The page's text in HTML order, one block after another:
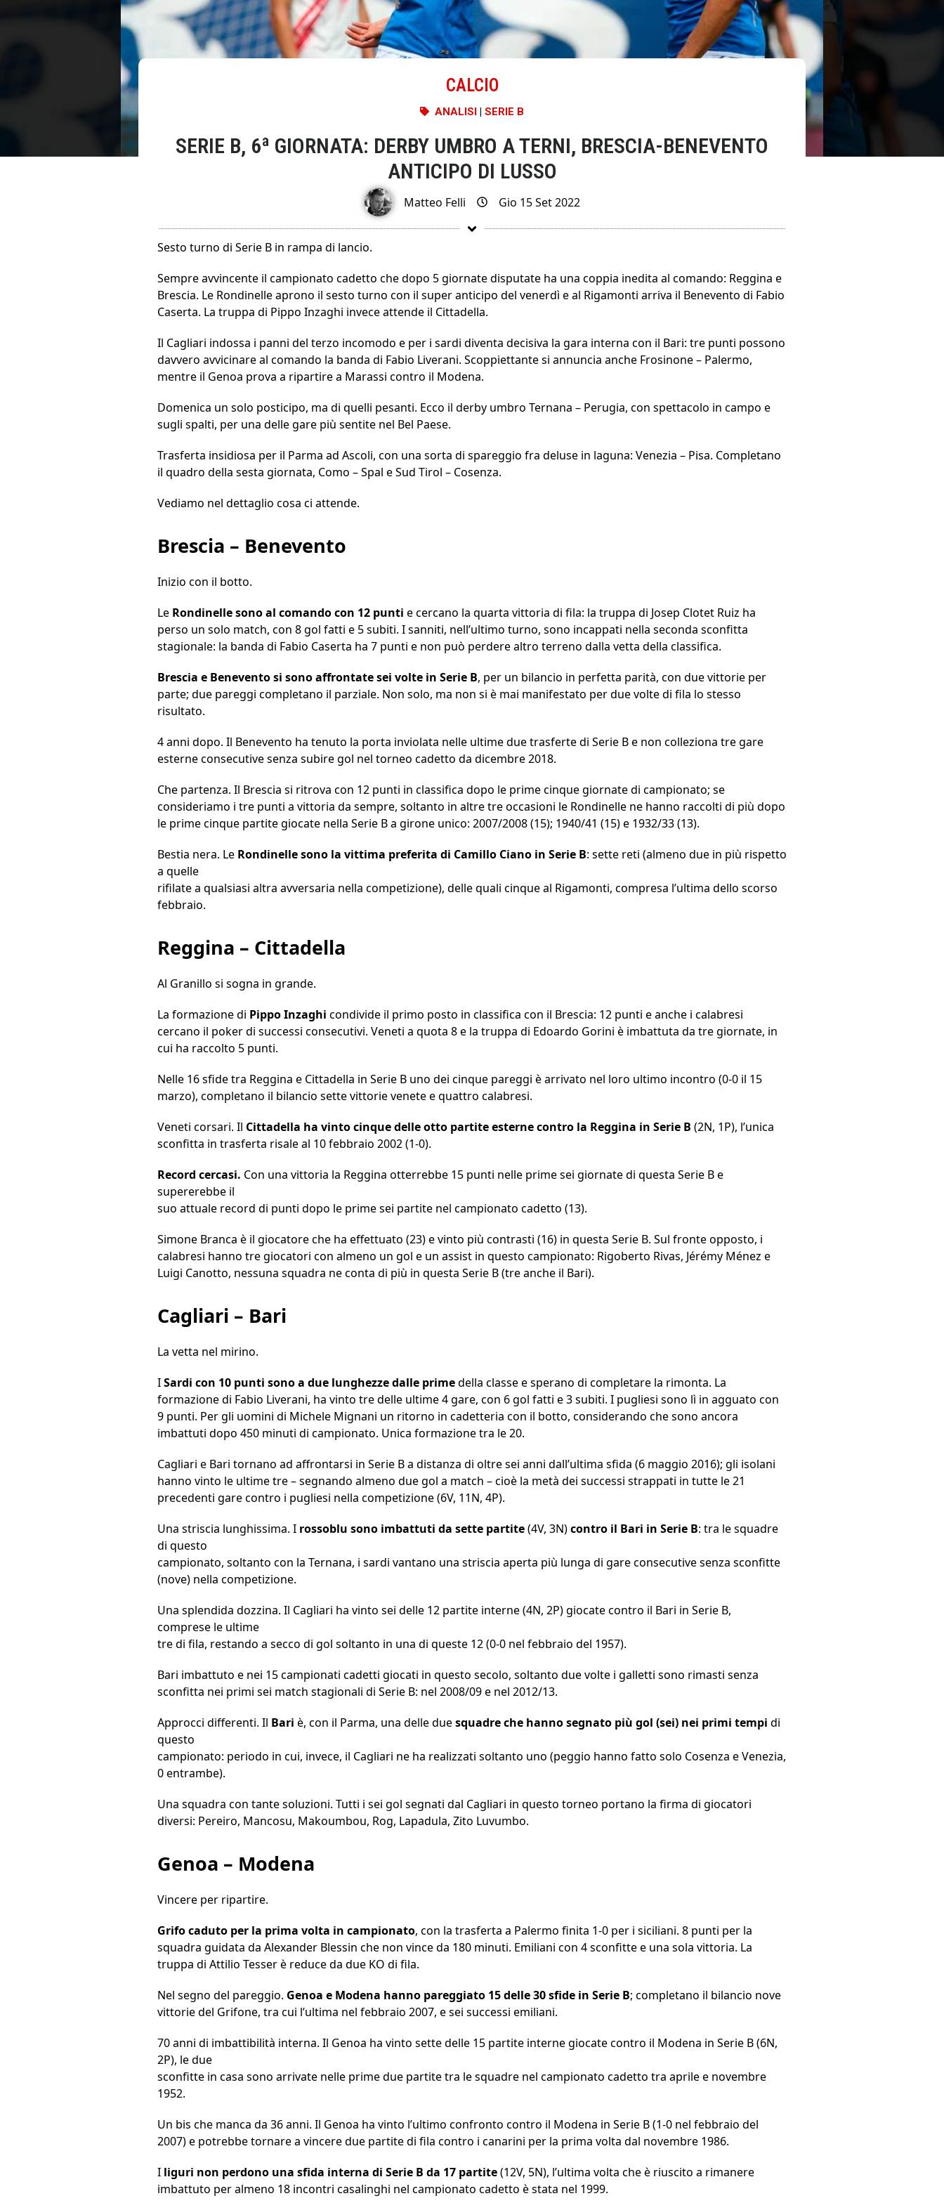
CALCIO
ANALISI | SERIE B
SERIE B, 6ª GIORNATA: DERBY UMBRO A TERNI, BRESCIA-BENEVENTO
ANTICIPO DI LUSSO
Matteo Felli Gio 15 Set 2022
Sesto turno di Serie B in rampa di lancio.
Sempre avvincente il campionato cadetto che dopo 5 giornate disputate ha una coppia inedita al comando: Reggina e
Brescia. Le Rondinelle aprono il sesto turno con il super anticipo del venerdì e al Rigamonti arriva il Benevento di Fabio
Caserta. La truppa di Pippo Inzaghi invece attende il Cittadella.
Il Cagliari indossa i panni del terzo incomodo e per i sardi diventa decisiva la gara interna con il Bari: tre punti possono
davvero avvicinare al comando la banda di Fabio Liverani. Scoppiettante si annuncia anche Frosinone – Palermo,
mentre il Genoa prova a ripartire a Marassi contro il Modena.
Domenica un solo posticipo, ma di quelli pesanti. Ecco il derby umbro Ternana – Perugia, con spettacolo in campo e
sugli spalti, per una delle gare più sentite nel Bel Paese.
Trasferta insidiosa per il Parma ad Ascoli, con una sorta di spareggio fra deluse in laguna: Venezia – Pisa. Completano
il quadro della sesta giornata, Como – Spal e Sud Tirol – Cosenza.
Vediamo nel dettaglio cosa ci attende.
Brescia – Benevento
Inizio con il botto.
Le Rondinelle sono al comando con 12 punti e cercano la quarta vittoria di fila: la truppa di Josep Clotet Ruiz ha
perso un solo match, con 8 gol fatti e 5 subiti. I sanniti, nell’ultimo turno, sono incappati nella seconda sconfitta
stagionale: la banda di Fabio Caserta ha 7 punti e non può perdere altro terreno dalla vetta della classifica.
Brescia e Benevento si sono affrontate sei volte in Serie B, per un bilancio in perfetta parità, con due vittorie per
parte; due pareggi completano il parziale. Non solo, ma non si è mai manifestato per due volte di fila lo stesso
risultato.
4 anni dopo. Il Benevento ha tenuto la porta inviolata nelle ultime due trasferte di Serie B e non colleziona tre gare
esterne consecutive senza subire gol nel torneo cadetto da dicembre 2018.
Che partenza. Il Brescia si ritrova con 12 punti in classifica dopo le prime cinque giornate di campionato; se
consideriamo i tre punti a vittoria da sempre, soltanto in altre tre occasioni le Rondinelle ne hanno raccolti di più dopo
le prime cinque partite giocate nella Serie B a girone unico: 2007/2008 (15); 1940/41 (15) e 1932/33 (13).
Bestia nera. Le Rondinelle sono la vittima preferita di Camillo Ciano in Serie B: sette reti (almeno due in più rispetto
a quelle
rifilate a qualsiasi altra avversaria nella competizione), delle quali cinque al Rigamonti, compresa l’ultima dello scorso
febbraio.
Reggina – Cittadella
Al Granillo si sogna in grande.
La formazione di Pippo Inzaghi condivide il primo posto in classifica con il Brescia: 12 punti e anche i calabresi
cercano il poker di successi consecutivi. Veneti a quota 8 e la truppa di Edoardo Gorini è imbattuta da tre giornate, in
cui ha raccolto 5 punti.
Nelle 16 sfide tra Reggina e Cittadella in Serie B uno dei cinque pareggi è arrivato nel loro ultimo incontro (0-0 il 15
marzo), completano il bilancio sette vittorie venete e quattro calabresi.
Veneti corsari. Il Cittadella ha vinto cinque delle otto partite esterne contro la Reggina in Serie B (2N, 1P), l’unica
sconfitta in trasferta risale al 10 febbraio 2002 (1-0).
Record cercasi. Con una vittoria la Reggina otterrebbe 15 punti nelle prime sei giornate di questa Serie B e
supererebbe il
suo attuale record di punti dopo le prime sei partite nel campionato cadetto (13).
Simone Branca è il giocatore che ha effettuato (23) e vinto più contrasti (16) in questa Serie B. Sul fronte opposto, i
calabresi hanno tre giocatori con almeno un gol e un assist in questo campionato: Rigoberto Rivas, Jérémy Ménez e
Luigi Canotto, nessuna squadra ne conta di più in questa Serie B (tre anche il Bari).
Cagliari – Bari
La vetta nel mirino.
ISardi con 10 punti sono a due lunghezze dalle primedella classe e sperano di completare la rimonta. La
formazione di Fabio Liverani, ha vinto tre delle ultime 4 gare, con 6 gol fatti e 3 subiti. I pugliesi sono lì in agguato con
9 punti. Per gli uomini di Michele Mignani un ritorno in cadetteria con il botto, considerando che sono ancora
imbattuti dopo 450 minuti di campionato. Unica formazione tra le 20.
Cagliari e Bari tornano ad affrontarsi in Serie B a distanza di oltre sei anni dall’ultima sfida (6 maggio 2016); gli isolani
hanno vinto le ultime tre – segnando almeno due gol a match – cioè la metà dei successi strappati in tutte le 21
precedenti gare contro i pugliesi nella competizione (6V, 11N, 4P).
Una striscia lunghissima. I rossoblu sono imbattuti da sette partite(4V, 3N)contro il Bari in Serie B: tra le squadre
di questo
campionato, soltanto con la Ternana, i sardi vantano una striscia aperta più lunga di gare consecutive senza sconfitte
(nove) nella competizione.
Una splendida dozzina. Il Cagliari ha vinto sei delle 12 partite interne (4N, 2P) giocate contro il Bari in Serie B,
comprese le ultime
tre di fila, restando a secco di gol soltanto in una di queste 12 (0-0 nel febbraio del 1957).
Bari imbattuto e nei 15 campionati cadetti giocati in questo secolo, soltanto due volte i galletti sono rimasti senza
sconfitta nei primi sei match stagionali di Serie B: nel 2008/09 e nel 2012/13.
Approcci differenti. Il Bari è, con il Parma, una delle duesquadre che hanno segnato più gol (sei) nei primi tempi di
questo
campionato: periodo in cui, invece, il Cagliari ne ha realizzati soltanto uno (peggio hanno fatto solo Cosenza e Venezia,
0 entrambe).
Una squadra con tante soluzioni. Tutti i sei gol segnati dal Cagliari in questo torneo portano la firma di giocatori
diversi: Pereiro, Mancosu, Makoumbou, Rog, Lapadula, Zito Luvumbo.
Genoa – Modena
Vincere per ripartire.
Grifo caduto per la prima volta in campionato, con la trasferta a Palermo finita 1-0 per i siciliani. 8 punti per la
squadra guidata da Alexander Blessin che non vince da 180 minuti. Emiliani con 4 sconfitte e una sola vittoria. La
truppa di Attilio Tesser è reduce da due KO di fila.
Nel segno del pareggio. Genoa e Modena hanno pareggiato 15 delle 30 sfide in Serie B; completano il bilancio nove
vittorie del Grifone, tra cui l’ultima nel febbraio 2007, e sei successi emiliani.
70 anni di imbattibilità interna. Il Genoa ha vinto sette delle 15 partite interne giocate contro il Modena in Serie B (6N,
2P), le due
sconfitte in casa sono arrivate nelle prime due partite tra le squadre nel campionato cadetto tra aprile e novembre
1952.
Un bis che manca da 36 anni. Il Genoa ha vinto l’ultimo confronto contro il Modena in Serie B (1-0 nel febbraio del
2007) e potrebbe tornare a vincere due partite di fila contro i canarini per la prima volta dal novembre 1986.
I liguri non perdono una sfida interna di Serie B da 17 partite(12V, 5N), l’ultima volta che è riuscito a rimanere
imbattuto per almeno 18 incontri casalinghi nel campionato cadetto è stata nel 1999.